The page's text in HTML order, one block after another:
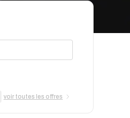
voir toutes les offres